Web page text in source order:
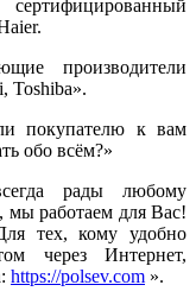
производители
Toshiba».
покупателю к вам
обо всём?»
рады любому
работаем для Вас!
тех, кому удобно
через Интернет,
https://polsev.com ».